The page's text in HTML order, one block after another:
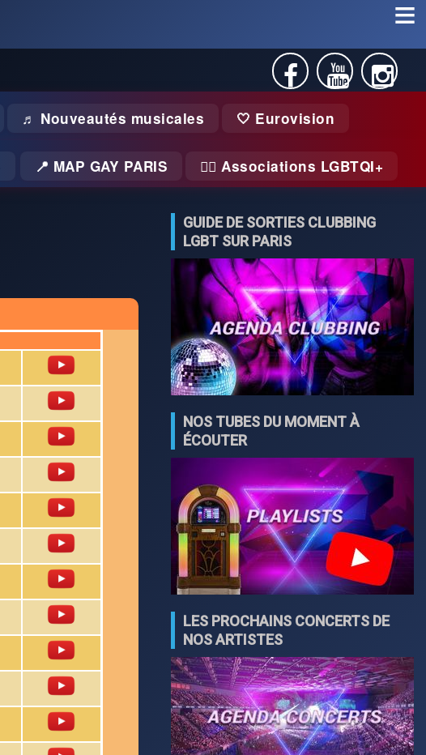
♬ Nouveautés musicales 🤍 Eurovision
📍 MAP GAY PARIS 🏃‍♂️ Associations LGBTQI+
GUIDE DE SORTIES CLUBBING
LGBT SUR PARIS
NOS TUBES DU MOMENT À
ÉCOUTER
LES PROCHAINS CONCERTS DE
NOS ARTISTES